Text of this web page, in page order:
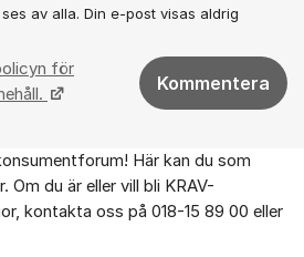
av alla. Din e-post visas aldrig
för
Kommentera
Här kan du som
Om du är eller vill bli KRAV-
kontakta oss på 018-15 89 00 eller